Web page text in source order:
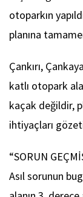
otoparkın
planına
Çankırı,
katlı otopark
kaçak değildir,
ihtiyaçları
“SORUN
Asıl sorunun